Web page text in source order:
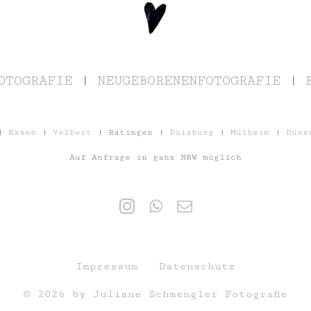
| NEUGEBORENENFOTOGRAFIE |
Essen | Velbert | Ratingen | Duisburg | Mülheim |
Auf Anfrage in ganz NRW möglich
Impressum Datenschutz
© 2026 by Juliane Schmengler Fotografie